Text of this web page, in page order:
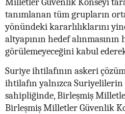
tanımlanan tüm grupların
yönündeki kararlılıklarını
altyapının hedef
görülemeyeceğini kabul
Suriye ihtilafının askeri
ihtilafın yalnızca
sahipliğinde, Birleşmiş
Birleşmiş Milletler Güvenlik